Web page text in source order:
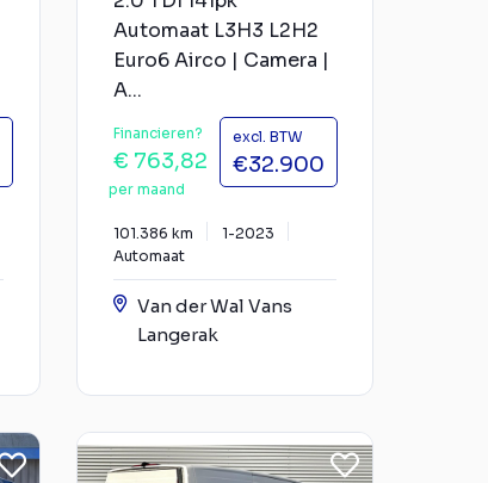
Automaat L3H3 L2H2
Euro6 Airco | Camera |
A...
Financieren?
€ 763,82
per maand
excl. BTW
€32.900
101.386 km
1-2023
Automaat
Van der Wal Vans
Langerak